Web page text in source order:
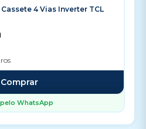
4 Vias Inverter TCL
Comprar
WhatsApp